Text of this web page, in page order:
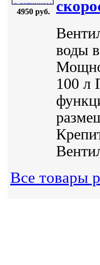
4950 руб.
воды
100 л
Все товары